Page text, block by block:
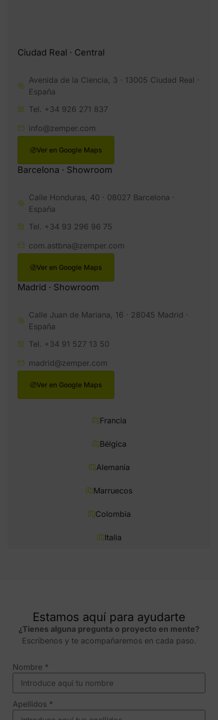
Francia
Bélgica
Alemania
Marruecos
Colombia
Italia
Ciudad Real · Central
Avenida de la Ciencia, 3 · 13005 Ciudad Real ·
España
Tel. +34 926 271 837
info@zemper.com
Ver en Google Maps
Barcelona · Showroom
Calle Honduras, 40 · 08027 Barcelona ·
España
Tel. +34 93 296 96 75
com.astbna@zemper.com
Ver en Google Maps
Madrid · Showroom
Calle Juan de Mariana, 16 · 28045 Madrid ·
España
Tel. +34 91 527 13 50
madrid@zemper.com
Ver en Google Maps
Estamos aquí para ayudarte
¿Tienes alguna pregunta o proyecto en mente?
Escríbenos y te acompañaremos en cada paso.
Nombre *
Apellidos *